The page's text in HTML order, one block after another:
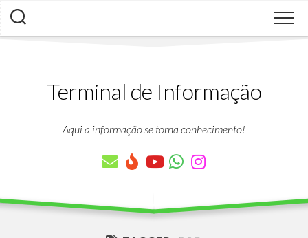
Skip
content
Terminal de Informação
Aqui a informação se torna conhecimento!